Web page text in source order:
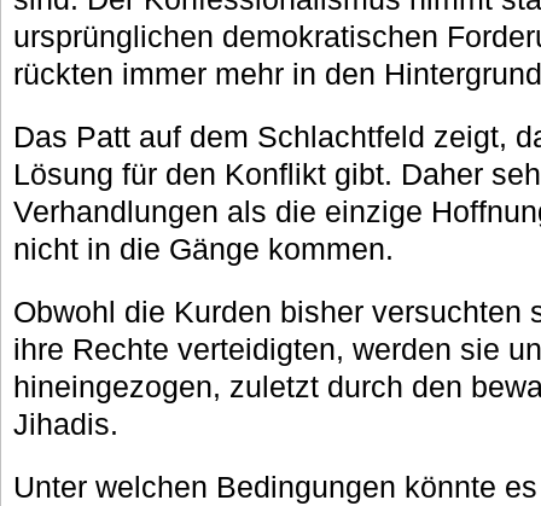
ursprünglichen demokratischen
rückten immer mehr in den
Das Patt auf dem Schlachtfeld zeigt,
Lösung für den Konflikt gibt. Daher
Verhandlungen als die einzige
nicht in die Gänge kommen.
Obwohl die Kurden bisher versuchten
ihre Rechte verteidigten, werden sie
hineingezogen, zuletzt durch den
Jihadis.
Unter welchen Bedingungen könnte